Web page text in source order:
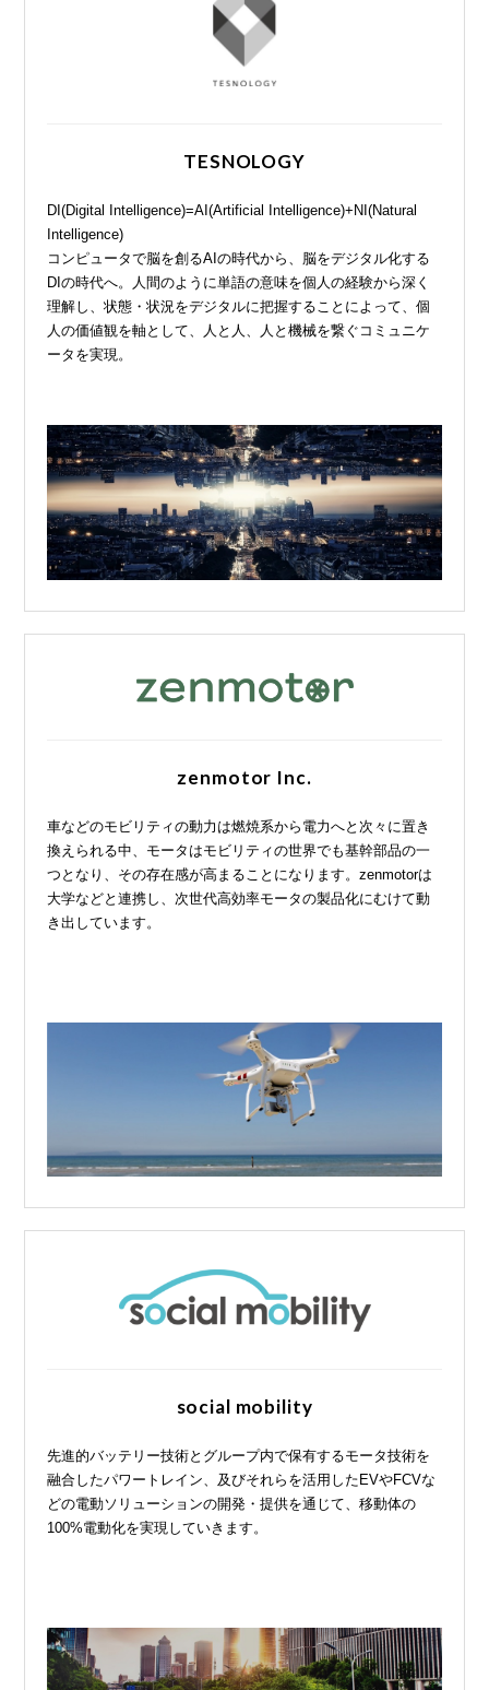
TESNOLOGY
DI(Digital Intelligence)=AI(Artificial Intelligence)+NI(Natural
Intelligence)
コンピュータで脳を創るAIの時代から、脳をデジタル化する
DIの時代へ。人間のように単語の意味を個人の経験から深く
理解し、状態・状況をデジタルに把握することによって、個
人の価値観を軸として、人と人、人と機械を繋ぐコミュニケ
ータを実現。
zenmotor Inc.
車などのモビリティの動力は燃焼系から電力へと次々に置き
換えられる中、モータはモビリティの世界でも基幹部品の一
つとなり、その存在感が高まることになります。zenmotorは
大学などと連携し、次世代高効率モータの製品化にむけて動
き出しています。
social mobility
先進的バッテリー技術とグループ内で保有するモータ技術を
融合したパワートレイン、及びそれらを活用したEVやFCVな
どの電動ソリューションの開発・提供を通じて、移動体の
100%電動化を実現していきます。